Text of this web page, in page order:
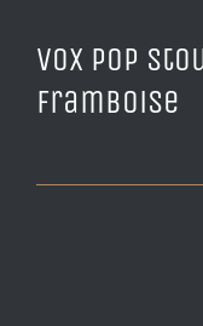
Vox Pop
Framboise